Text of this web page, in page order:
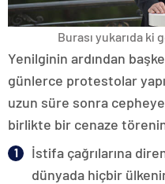
Burası yukarıda ki
Yenilginin ardından
günlerce protestolar
uzun süre sonra
birlikte bir cenaze
İstifa çağrılarına
dünyada hiçbir ülkenin